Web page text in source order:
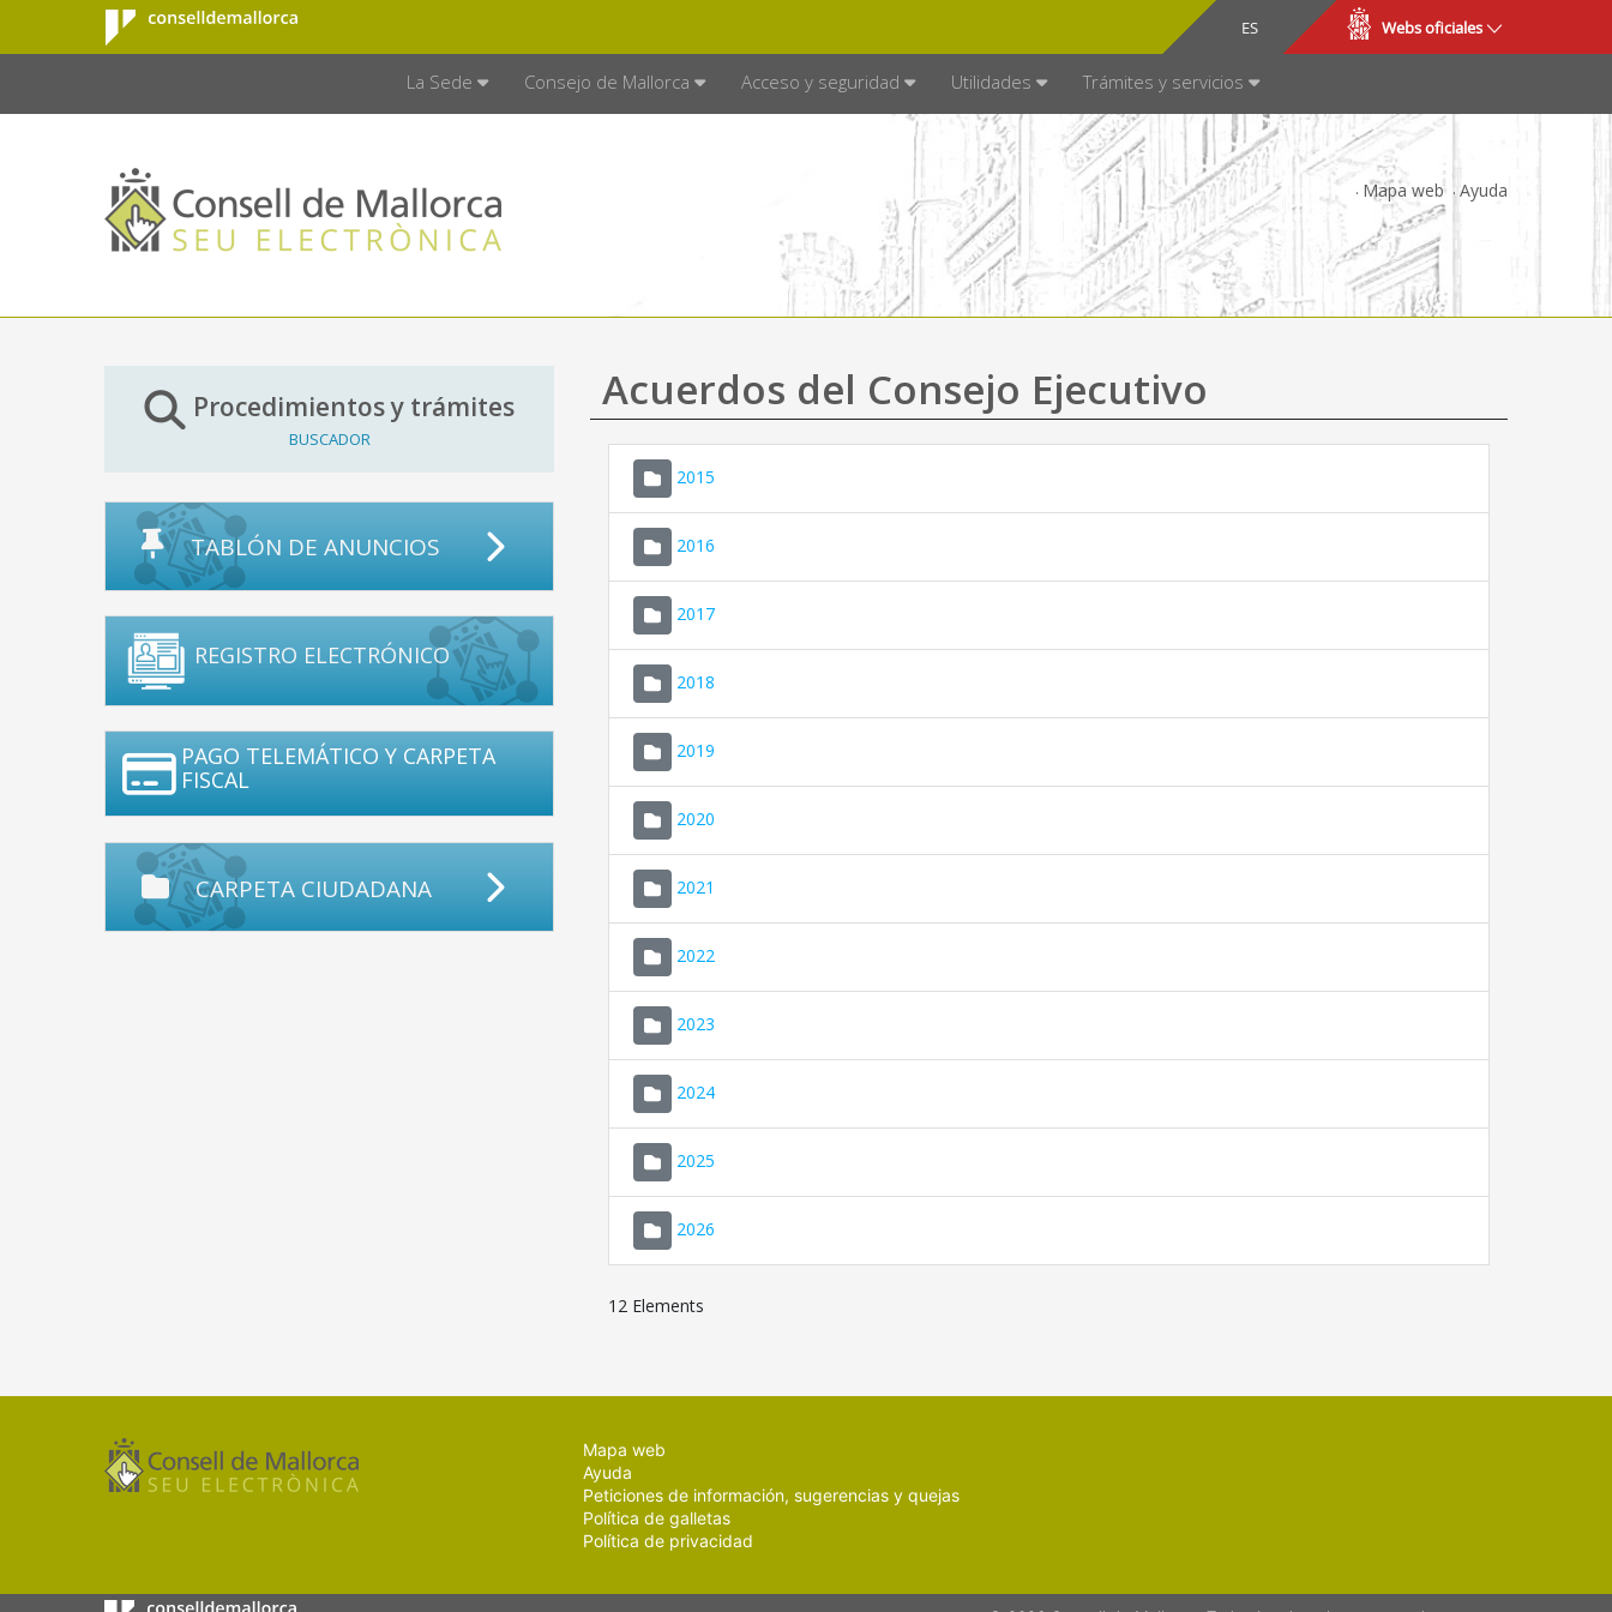
Saltar al contenido principal
Consell de
Mallorca
ES
CA Webs oficiales
La Sede Consejo de Mallorca Acceso y seguridad Utilidades Trámites y servicios
Mapa web Ayuda
Procedimientos y trámites
BUSCADOR
TABLÓN DE ANUNCIOS
REGISTRO ELECTRÓNICO
PAGO TELEMÁTICO Y CARPETA
FISCAL
CARPETA CIUDADANA
Acuerdos del Consejo Ejecutivo
2015
2016
2017
2018
2019
2020
2021
2022
2023
2024
2025
2026
12 Elements
Mapa web
Ayuda
Peticiones de información, sugerencias y quejas
Política de galletas
Política de privacidad